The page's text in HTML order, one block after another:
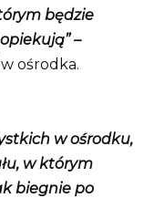
będzie
–
ośrodka.
w ośrodku,
w którym
biegnie po